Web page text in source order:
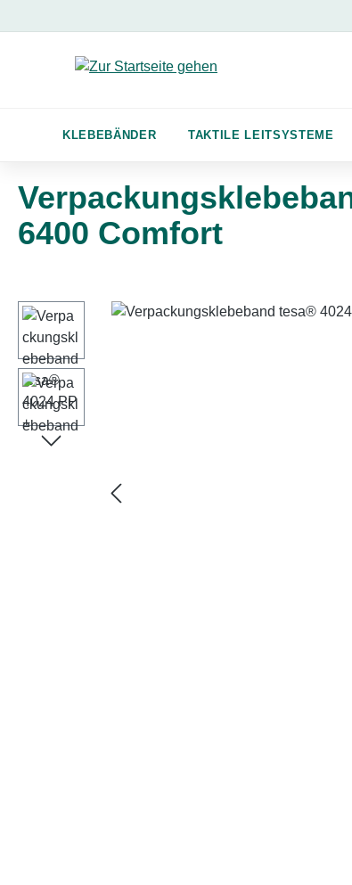
KLEBEBÄNDER TAKTILE LEITSYSTEME
6400 Comfort
Bildergalerie überspringen